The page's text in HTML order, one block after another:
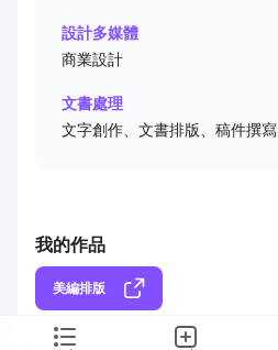
設計多媒體
商業設計
文書處理
文字創作、文書排版、稿件撰寫
我的作品
美編排版